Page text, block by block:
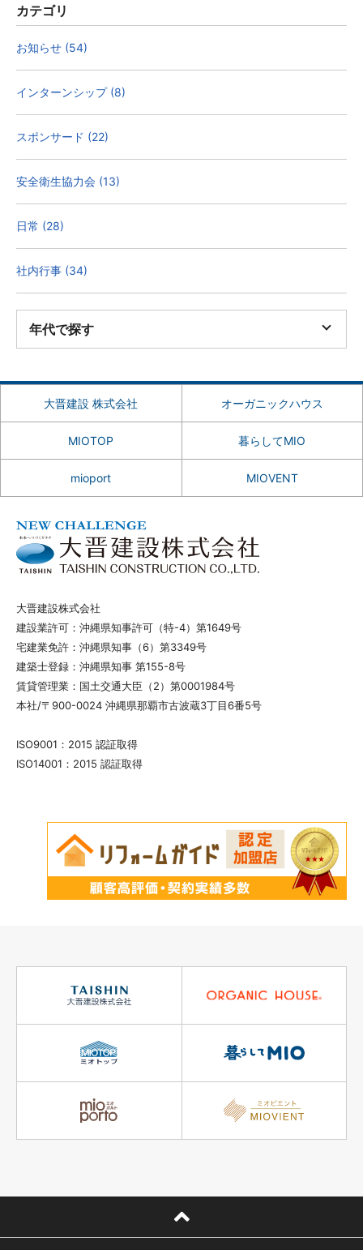
カテゴリ
お知らせ (54)
インターンシップ (8)
スポンサード (22)
安全衛生協力会 (13)
日常 (28)
社内行事 (34)
年代で探す
大晋建設 株式会社 オーガニックハウス
MIOTOP 暮らしてMIO
mioport MIOVENT
大晋建設株式会社
建設業許可：沖縄県知事許可（特-4）第1649号
宅建業免許：沖縄県知事（6）第3349号
建築士登録：沖縄県知事 第155-8号
賃貸管理業：国土交通大臣（2）第0001984号
本社/〒900-0024 沖縄県那覇市古波蔵3丁目6番5号
ISO9001：2015 認証取得
ISO14001：2015 認証取得